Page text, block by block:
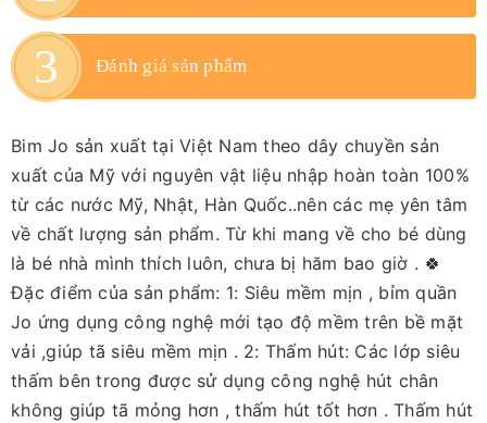
Đánh giá sản phẩm
Bim Jo sản xuất tại Việt Nam theo dây chuyền sản
xuất của Mỹ với nguyên vật liệu nhập hoàn toàn 100%
từ các nước Mỹ, Nhật, Hàn Quốc..nên các mẹ yên tâm
về chất lượng sản phẩm. Từ khi mang về cho bé dùng
là bé nhà mình thích luôn, chưa bị hăm bao giờ . 🍀
Đặc điểm của sản phẩm: 1: Siêu mềm mịn , bỉm quần
Jo ứng dụng công nghệ mới tạo độ mềm trên bề mặt
vải ,giúp tã siêu mềm mịn . 2: Thấm hút: Các lớp siêu
thấm bên trong được sử dụng công nghệ hút chân
không giúp tã mỏng hơn , thấm hút tốt hơn . Thấm hút